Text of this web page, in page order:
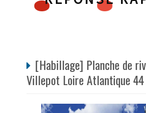
[Habillage] Planche de
Villepot Loire Atlantique 44